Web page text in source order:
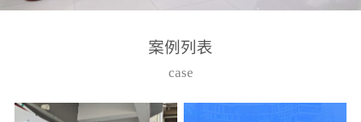
高技能的团队。汇聚了众
取得了多项产品技术专利
案例列表
case